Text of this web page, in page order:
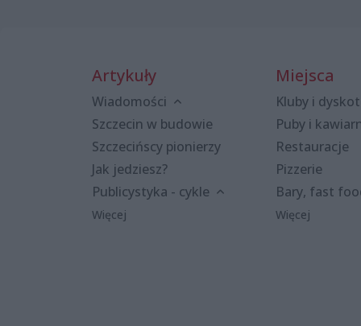
Artykuły
Wiadomości
Szczecin w budowie
Szczecińscy pionierzy
Jak jedziesz?
Publicystyka - cykle
Więcej
Miejsca
Kluby i
Puby i
Restauracje
Pizzerie
Bary, fast
Więcej